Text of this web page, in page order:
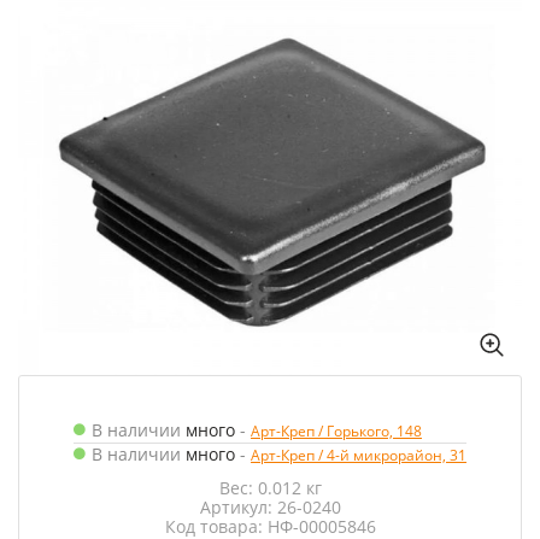
В наличии много - Арт-Креп / Горького, 148
В наличии много - Арт-Креп / 4-й микрорайон, 31
Вес: 0.012 кг
Артикул: 26-0240
Код товара: НФ-00005846